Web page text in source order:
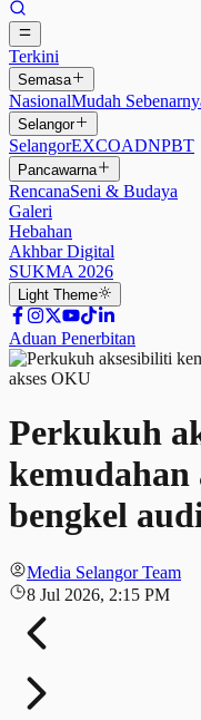
Terkini
Semasa
NasionalMudah
Selangor
SelangorEXCOADNPBT
Pancawarna
RencanaSeni & Budaya
Galeri
Hebahan
Akhbar Digital
SUKMA 2026
Light Theme
Aduan Penerbitan
Perkukuh
kemudahan
bengkel
Media Selangor Team
8 Jul 2026, 2:15 PM